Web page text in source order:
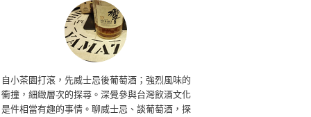
自小茶園打滾，先威士忌後葡萄酒；強烈風味的
衝撞，細緻層次的探尋。深覺參與台灣飲酒文化
是件相當有趣的事情。聊威士忌、談葡萄酒，探